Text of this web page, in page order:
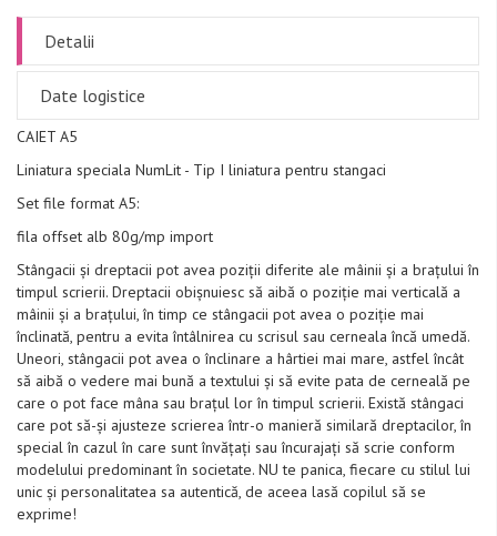
Detalii
Date logistice
CAIET A5
Liniatura speciala NumLit - Tip I liniatura pentru stangaci
Set file format A5:
fila offset alb 80g/mp import
Stângacii și dreptacii pot avea poziții diferite ale mâinii și a brațului în
timpul scrierii. Dreptacii obișnuiesc să aibă o poziție mai verticală a
mâinii și a brațului, în timp ce stângacii pot avea o poziție mai
înclinată, pentru a evita întâlnirea cu scrisul sau cerneala încă umedă.
Uneori, stângacii pot avea o înclinare a hârtiei mai mare, astfel încât
să aibă o vedere mai bună a textului și să evite pata de cerneală pe
care o pot face mâna sau brațul lor în timpul scrierii. Există stângaci
care pot să-și ajusteze scrierea într-o manieră similară dreptacilor, în
special în cazul în care sunt învățați sau încurajați să scrie conform
modelului predominant în societate. NU te panica, fiecare cu stilul lui
unic și personalitatea sa autentică, de aceea lasă copilul să se
exprime!